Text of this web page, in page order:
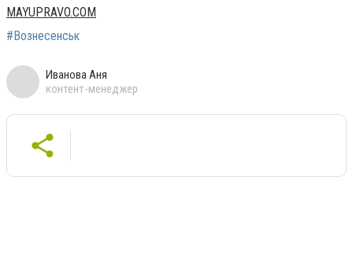
MAYUPRAVO.COM
#Вознесенськ
Иванова Аня
контент-менеджер